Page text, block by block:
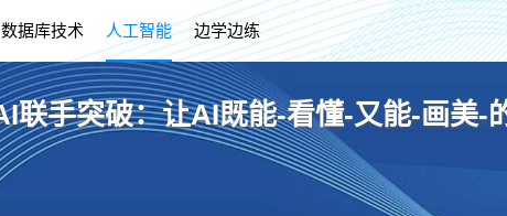
数据库技术 人工智能 边学边练
联手突破：让AI既能-看懂-又能-画美-